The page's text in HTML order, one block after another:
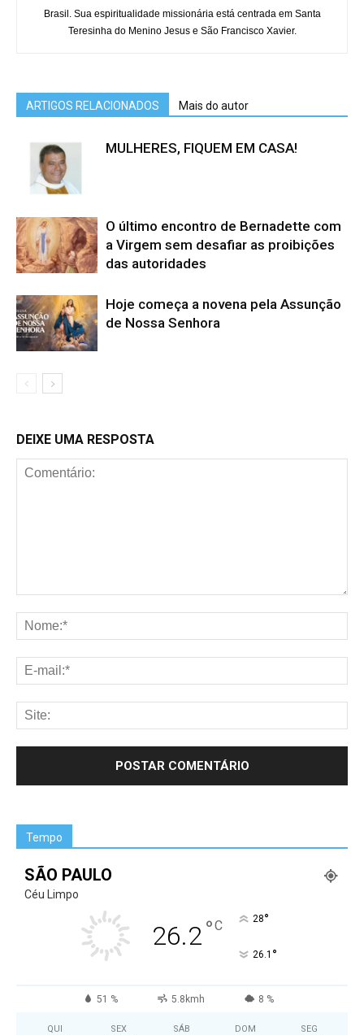
Brasil. Sua espiritualidade missionária está centrada em Santa
Teresinha do Menino Jesus e São Francisco Xavier.
ARTIGOS RELACIONADOS Mais do autor
MULHERES, FIQUEM EM CASA!
O último encontro de Bernadette com
a Virgem sem desafiar as proibições
das autoridades
Hoje começa a novena pela Assunção
de Nossa Senhora
DEIXE UMA RESPOSTA
Tempo
SÃO PAULO
Céu Limpo
26.2°C 28°
26.1 °
51 % 5.8kmh 8 %
QUI SEX SÁB DOM SEG